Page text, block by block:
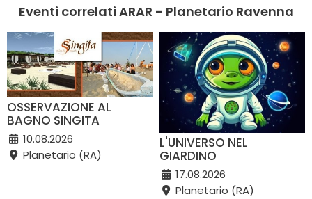
Eventi correlati ARAR - Planetario Ravenna
OSSERVAZIONE AL
BAGNO SINGITA
10.08.2026
Planetario (RA)
L'UNIVERSO NEL
GIARDINO
17.08.2026
Planetario (RA)